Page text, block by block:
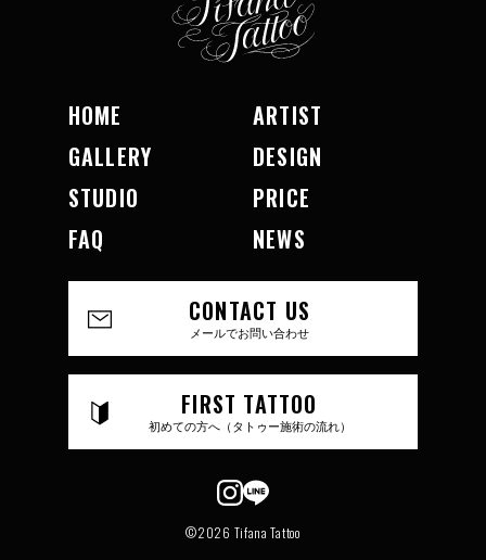
HOME
ARTIST
GALLERY
DESIGN
STUDIO
PRICE
FAQ
NEWS
CONTACT US
メールでお問い合わせ
FIRST TATTOO
初めての方へ（タトゥー施術の流れ）
©2026 Tifana Tattoo